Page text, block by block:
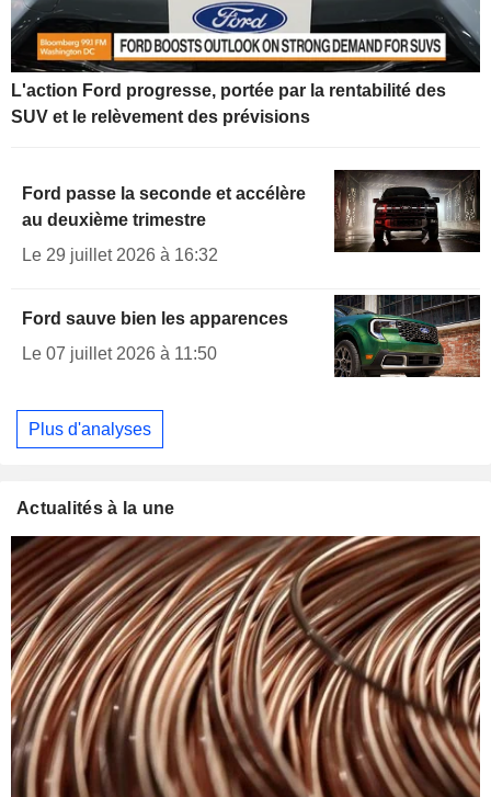
L'action Ford progresse, portée par la rentabilité des
SUV et le relèvement des prévisions
Ford passe la seconde et accélère
au deuxième trimestre
Le 29 juillet 2026 à 16:32
Ford sauve bien les apparences
Le 07 juillet 2026 à 11:50
Plus d'analyses
Actualités à la une